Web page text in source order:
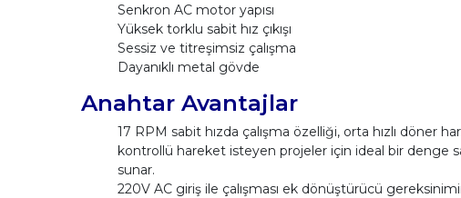
Senkron AC motor yapısı
Yüksek torklu sabit hız çıkışı
Sessiz ve titreşimsiz çalışma
Dayanıklı metal gövde
Anahtar Avantajlar
17 RPM sabit hızda çalışma özelliği, orta hızlı
kontrollü hareket isteyen projeler için ideal bir denge
sunar.
220V AC giriş ile çalışması ek dönüştürücü